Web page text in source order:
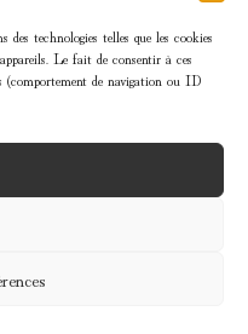
technologies telles que les cookies
Le fait de consentir à ces
(comportement de navigation ou ID